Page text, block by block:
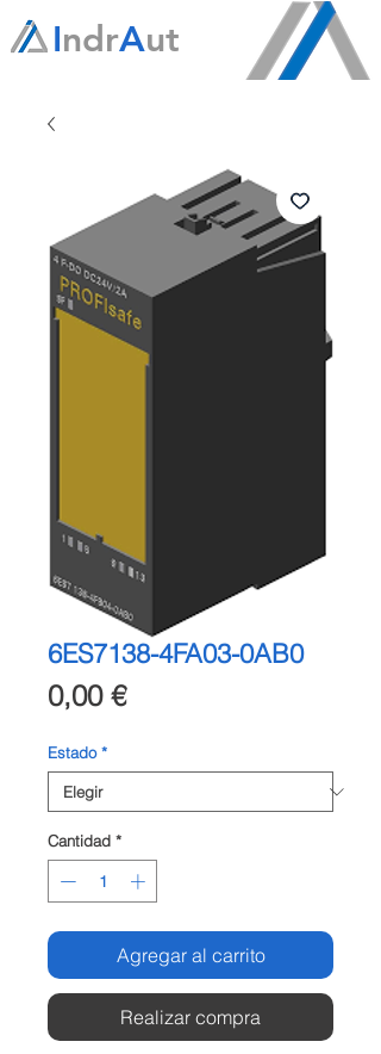
IndrAut
6ES7138-4FA03-0AB0
0,00 €Precio
Estado *
Cantidad *
Agregar al carrito
Realizar compra